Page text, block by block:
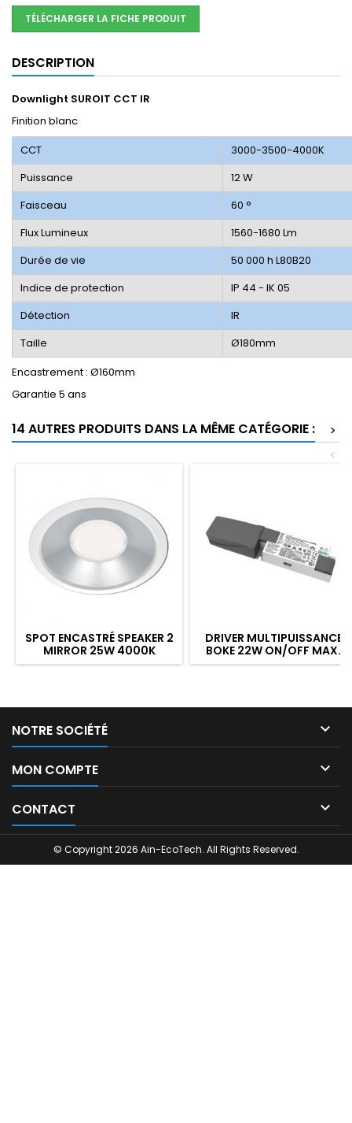
TÉLÉCHARGER LA FICHE PRODUIT
DESCRIPTION
Downlight SUROIT CCT IR
Finition blanc
CCT
3000-3500-4000K
Puissance
12 W
Faisceau
60 °
Flux Lumineux
1560-1680 Lm
Durée de vie
50 000 h L80B20
Indice de protection
IP 44 - IK 05
Détection
IR
Taille
Ø180mm
Encastrement : Ø160mm
Garantie 5 ans
14 AUTRES PRODUITS DANS LA MÊME CATÉGORIE :
>
<
SPOT ENCASTRÉ SPEAKER 2
MIRROR 25W 4000K
2205LM Ø230MM
DRIVER MULTIPUISSANCE
BOKE 22W ON/OFF MAX.
450MA POUR DOWNLIGHT
NOTRE SOCIÉTÉ 
MON COMPTE 
CONTACT 
© Copyright 2026 Ain-EcoTech. All Rights Reserved.